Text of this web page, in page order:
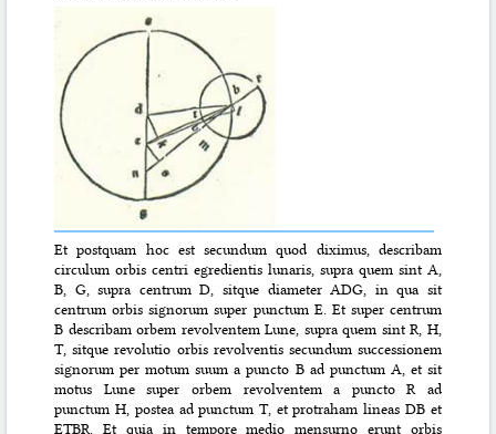
Et postquam hoc est secundum quod diximus, describam
circulum orbis centri egredientis lunaris, supra quem sint A,
B, G, supra centrum D, sitque diameter ADG, in qua sit
centrum orbis signorum super punctum E. Et super centrum
B describam orbem revolventem Lune, supra quem sint R, H,
T, sitque revolutio orbis revolventis secundum successionem
signorum per motum suum a puncto B ad punctum A, et sit
motus Lune super orbem revolventem a puncto R ad
punctum H, postea ad punctum T, et protraham lineas DB et
ETBR. Et quia in tempore medio mensurno erunt orbis